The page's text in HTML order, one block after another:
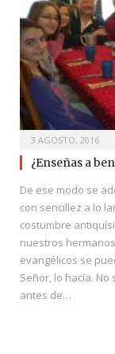
3 AGOSTO, 2016
¿Enseñas a
De ese modo se
con sencillez a lo
costumbre
nuestros
evangélicos se
Señor, lo hacía.
antes de…